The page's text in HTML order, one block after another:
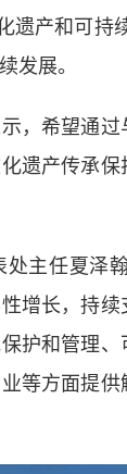
遗产和可
发展。
希望通过
遗产传承
任夏泽翰
增长，持
护和管理
等方面提